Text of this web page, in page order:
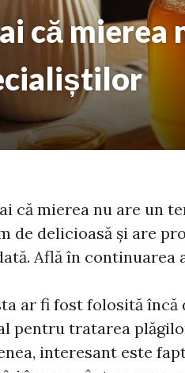
că mierea
că mierea nu are un
de delicioasă și are
Află în continuarea
ar fi fost folosită
pentru tratarea
interesant este